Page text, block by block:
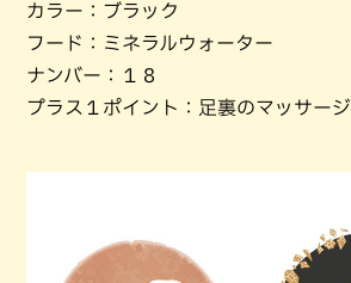
カラー：ブラック
フード：ミネラルウォーター
ナンバー：１８
プラス１ポイント：足裏のマッサージ